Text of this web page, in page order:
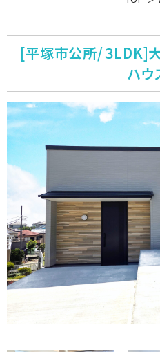
[平塚市公所/３LDK]
ハ